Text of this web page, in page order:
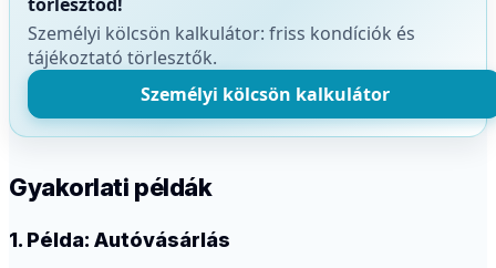
Személyi kölcsön kalkulátor: friss kondíciók és
tájékoztató törlesztők.
Személyi kölcsön kalkulátor
Gyakorlati példák
1. Példa: Autóvásárlás